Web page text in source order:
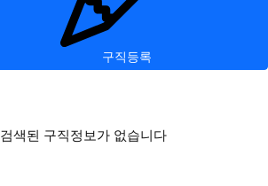
구직등록
검색된 구직정보가 없습니다